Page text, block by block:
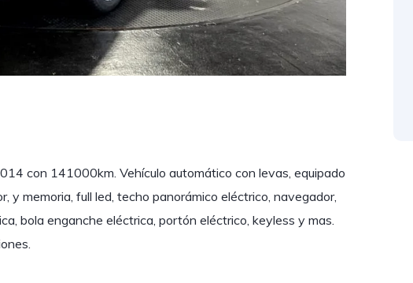
con 141000km. Vehículo automático con levas, equipado
y memoria, full led, techo panorámico eléctrico, navegador,
bola enganche eléctrica, portón eléctrico, keyless y mas.